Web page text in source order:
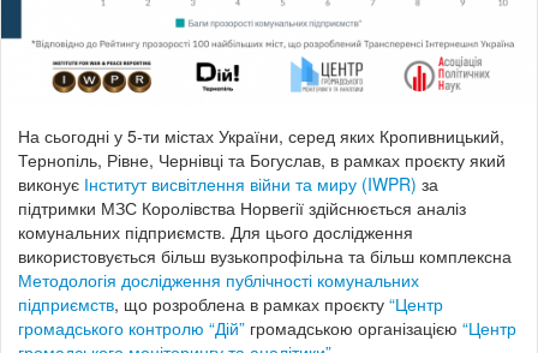
На сьогодні у 5-ти містах України, серед яких Кропивницький,
Тернопіль, Рівне, Чернівці та Богуслав, в рамках проєкту який
виконує Інститут висвітлення війни та миру (IWPR) за
підтримки МЗС Королівства Норвегії здійснюється аналіз
комунальних підприємств. Для цього дослідження
використовується більш вузькопрофільна та більш комплексна
Методологія дослідження публічності комунальних
підприємств, що розроблена в рамках проєкту “Центр
громадського контролю “Дій” громадською організацією “Центр